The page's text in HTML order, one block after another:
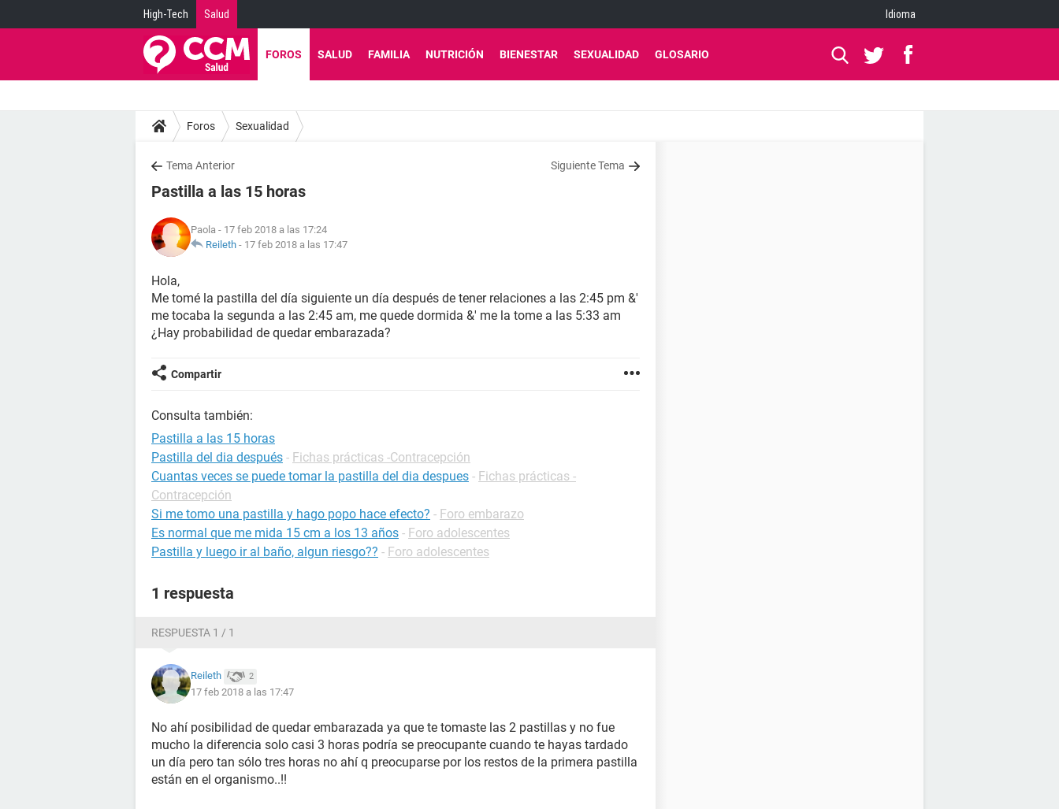
High-Tech Salud Idioma
FOROS SALUD FAMILIA NUTRICIÓN BIENESTAR SEXUALIDAD GLOSARIO
Foros Sexualidad
Tema Anterior Siguiente Tema
Pastilla a las 15 horas
Paola - 17 feb 2018 a las 17:24
Reileth - 17 feb 2018 a las 17:47
Hola,
Me tomé la pastilla del día siguiente un día después de tener relaciones a las 2:45 pm &'
me tocaba la segunda a las 2:45 am, me quede dormida &' me la tome a las 5:33 am
¿Hay probabilidad de quedar embarazada?
Compartir
Consulta también:
Pastilla a las 15 horas
Pastilla del dia después - Fichas prácticas -Contracepción
Cuantas veces se puede tomar la pastilla del dia despues - Fichas prácticas -
Contracepción
Si me tomo una pastilla y hago popo hace efecto? - Foro embarazo
Es normal que me mida 15 cm a los 13 años - Foro adolescentes
Pastilla y luego ir al baño, algun riesgo?? - Foro adolescentes
1 respuesta
RESPUESTA 1 / 1
Reileth 2
17 feb 2018 a las 17:47
No ahí posibilidad de quedar embarazada ya que te tomaste las 2 pastillas y no fue
mucho la diferencia solo casi 3 horas podría se preocupante cuando te hayas tardado
un día pero tan sólo tres horas no ahí q preocuparse por los restos de la primera pastilla
están en el organismo..!!